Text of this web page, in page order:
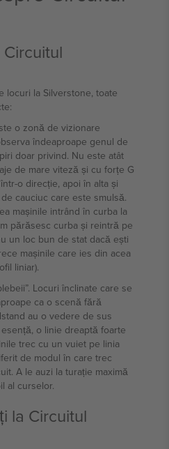
locuri la Silverstone, toate
o zonă de vizionare
îndeaproape genul de
doar privind. Nu este atât
de mare viteză și cu forțe G
o direcție, apoi în alta și
cauciuc care este smulsă.
mașinile intrând în curba la
părăsesc curba și reintră pe
un loc bun de stat dacă ești
mașinile care ies din acea
liniar).
Locuri înclinate care se
ca o scenă fără
au o vedere de sus
o linie dreaptă foarte
trec cu un vuiet pe linia
de modul în care trec
A le auzi la turație maximă
al curselor.
la Circuitul